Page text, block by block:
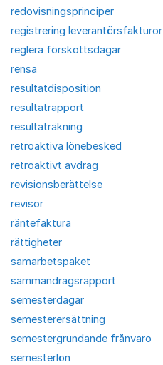
redovisningsprinciper
registrering leverantörsfakturor
reglera förskottsdagar
rensa
resultatdisposition
resultatrapport
resultaträkning
retroaktiva lönebesked
retroaktivt avdrag
revisionsberättelse
revisor
räntefaktura
rättigheter
samarbetspaket
sammandragsrapport
semesterdagar
semesterersättning
semestergrundande frånvaro
semesterlön